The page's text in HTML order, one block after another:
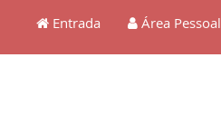
Entrada Área Pessoal